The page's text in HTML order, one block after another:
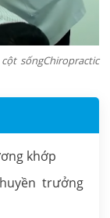
sốngChiropractic
khớp
trưởng